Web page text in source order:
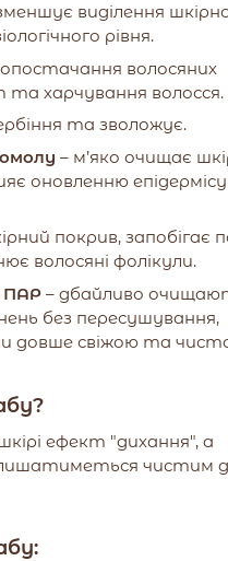
виділення
рівня.
волосяних
та харчування волосся.
та зволожує.
– м’яко очищає
оновленню
покрив, запобігає
волосяні фолікули.
ПАР – дбайливо
без пересушування,
довше свіжою та
ефект "дихання", а
чистим